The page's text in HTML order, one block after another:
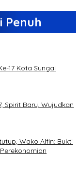
Penuh
17 Kota Sungai
Spirit Baru, Wujudkan
Wako Alfin: Bukti